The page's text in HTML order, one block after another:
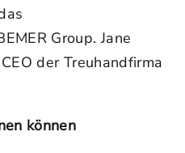
Group. Jane
der Treuhandfirma
können